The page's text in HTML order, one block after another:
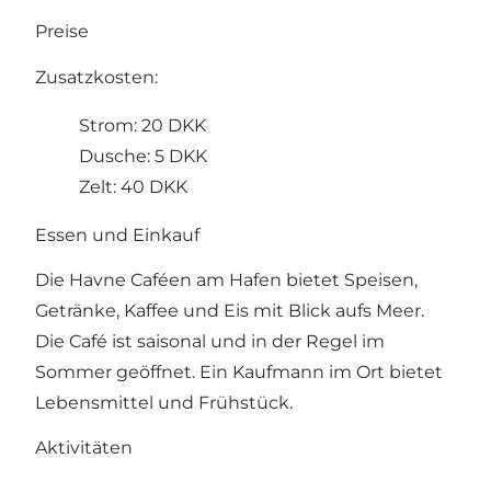
Preise
Zusatzkosten:
Strom: 20 DKK
Dusche: 5 DKK
Zelt: 40 DKK
Essen und Einkauf
Die Havne Caféen am Hafen bietet Speisen,
Getränke, Kaffee und Eis mit Blick aufs Meer.
Die Café ist saisonal und in der Regel im
Sommer geöffnet. Ein Kaufmann im Ort bietet
Lebensmittel und Frühstück.
Aktivitäten